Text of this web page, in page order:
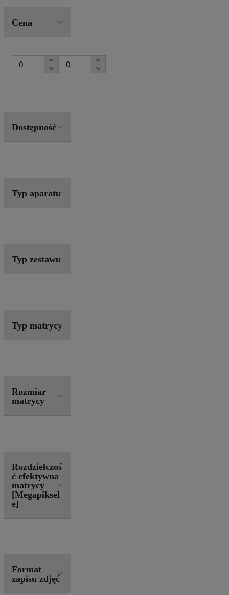
Cena
Dostępność
Typ aparatu
Typ zestawu
Typ matrycy
Rozmiar
matrycy
Rozdzielczoś
ć efektywna
matrycy
[Megapiksel
e]
Format
zapisu zdjęć